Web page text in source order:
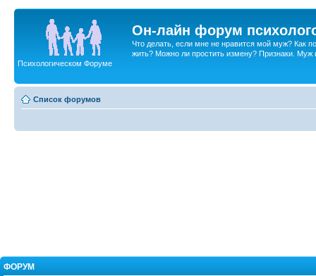
Он-лайн форум
Что делать, если мне не нравится мой муж? Как
жить? Можно ли простить измену? Признаки. Муж
Психологическом Форуме
Список форумов
ФОРУМ